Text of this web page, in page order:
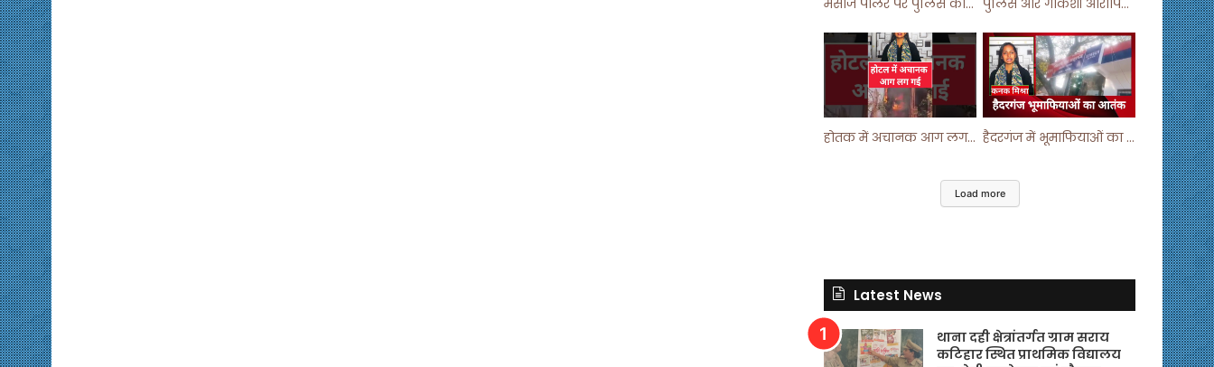
होतक में अचानक आग लगने से मचा हड़कंप ! #shortsfeed #shorts #viralshorts हैदरगंज में भूमाफियाओं का आतंक ! #upnews #viral #viralvideo
Load more
Latest News
थाना दही क्षेत्रांतर्गत ग्राम सराय
कटिहार स्थित प्राथमिक विद्यालय